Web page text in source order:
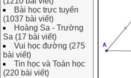
Bài học trực tuyến
(1037 bài viết)
Hoàng Sa - Trường
Sa (17 bài viết)
Vui học đường (275
bài viết)
Tin học và Toán học
(220 bài viết)